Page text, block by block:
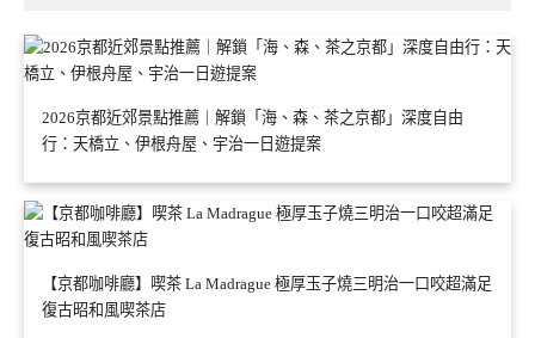
2026京都近郊景點推薦｜解鎖「海、森、茶之京都」深度自由
行：天橋立、伊根舟屋、宇治一日遊提案
【京都咖啡廳】喫茶 La Madrague 極厚玉子燒三明治一口咬超滿足
復古昭和風喫茶店